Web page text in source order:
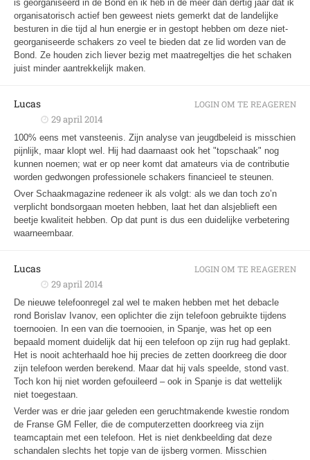
is georganiseerd in de Bond en ik heb in de meer dan dertig jaar dat ik
organisatorisch actief ben geweest niets gemerkt dat de landelijke
besturen in die tijd al hun energie er in gestopt hebben om deze niet-
georganiseerde schakers zo veel te bieden dat ze lid worden van de
Bond. Ze houden zich liever bezig met maatregeltjes die het schaken
juist minder aantrekkelijk maken.
Lucas
29 april 2014
100% eens met vansteenis. Zijn analyse van jeugdbeleid is misschien
pijnlijk, maar klopt wel. Hij had daarnaast ook het "topschaak" nog
kunnen noemen; wat er op neer komt dat amateurs via de contributie
worden gedwongen professionele schakers financieel te steunen.
Over Schaakmagazine redeneer ik als volgt: als we dan toch zo’n
verplicht bondsorgaan moeten hebben, laat het dan alsjeblieft een
beetje kwaliteit hebben. Op dat punt is dus een duidelijke verbetering
waarneembaar.
LOGIN OM TE REAGEREN
Lucas
29 april 2014
De nieuwe telefoonregel zal wel te maken hebben met het debacle
rond Borislav Ivanov, een oplichter die zijn telefoon gebruikte tijdens
toernooien. In een van die toernooien, in Spanje, was het op een
bepaald moment duidelijk dat hij een telefoon op zijn rug had geplakt.
Het is nooit achterhaald hoe hij precies de zetten doorkreeg die door
zijn telefoon werden berekend. Maar dat hij vals speelde, stond vast.
Toch kon hij niet worden gefouileerd – ook in Spanje is dat wettelijk
niet toegestaan.
Verder was er drie jaar geleden een geruchtmakende kwestie rondom
de Franse GM Feller, die de computerzetten doorkreeg via zijn
teamcaptain met een telefoon. Het is niet denkbeelding dat deze
schandalen slechts het topje van de ijsberg vormen. Misschien
LOGIN OM TE REAGEREN